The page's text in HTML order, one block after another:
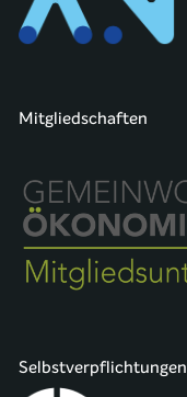
Mitgliedschaften
Selbstverpflichtungen